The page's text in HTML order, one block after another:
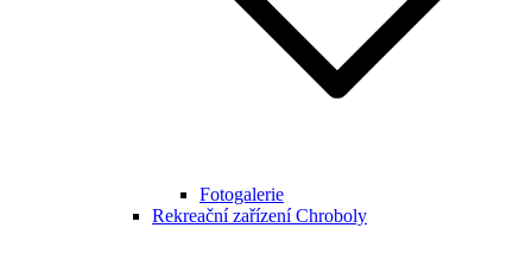
Fotogalerie
Rekreační zařízení Chroboly